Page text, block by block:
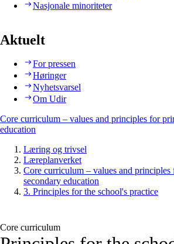
Nasjonale minoriteter
Aktuelt
For pressen
Høringer
Nyhetsvarsel
Om Udir
Core curriculum – values and principles for
education
Læring og trivsel
Læreplanverket
Core curriculum – values and principles
secondary education
3. Principles for the school's practice
Core curriculum